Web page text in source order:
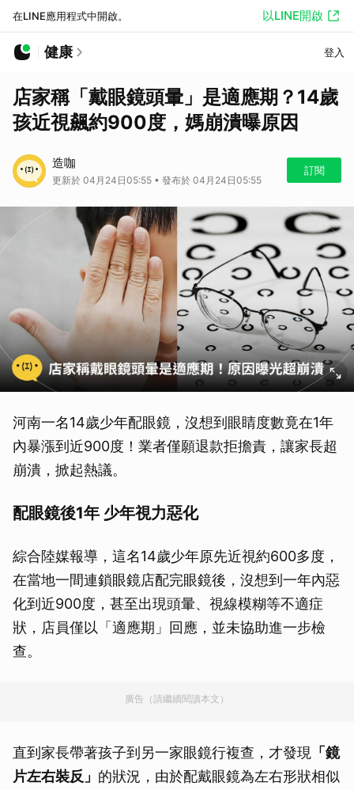
在LINE應用程式中開啟。 以LINE開啟
健康 登入
店家稱「戴眼鏡頭暈」是適應期？14歲
孩近視飆約900度，媽崩潰曝原因
造咖
更新於 04月24日05:55 • 發布於 04月24日05:55
訂閱
河南一名14歲少年配眼鏡，沒想到眼睛度數竟在1年
內暴漲到近900度！業者僅願退款拒擔責，讓家長超
崩潰，掀起熱議。
配眼鏡後1年 少年視力惡化
綜合陸媒報導，這名14歲少年原先近視約600多度，
在當地一間連鎖眼鏡店配完眼鏡後，沒想到一年內惡
化到近900度，甚至出現頭暈、視線模糊等不適症
狀，店員僅以「適應期」回應，並未協助進一步檢
查。
廣告（請繼續閱讀本文）
直到家長帶著孩子到另一家眼鏡行複查，才發現 「鏡
片左右裝反」 的狀況，由於配戴眼鏡為左右形狀相似